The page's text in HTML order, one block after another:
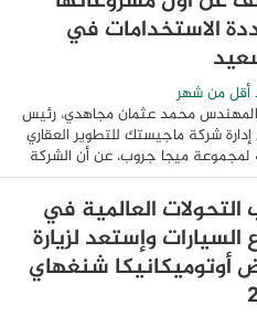
الاستخدامات في
أقل من شهر
محمد عثمان مجاهدي، رئيس
شركة ماجيستك للتطوير العقاري
لمجموعة ميجا جروب، عن أن الشركة
مختلفًا في السوق العقاري
على التمويل الذاتي الكامل
...
التحولات العالمية في
السيارات وإستعد لزيارة
أوتوميكانيكا شنغهاي